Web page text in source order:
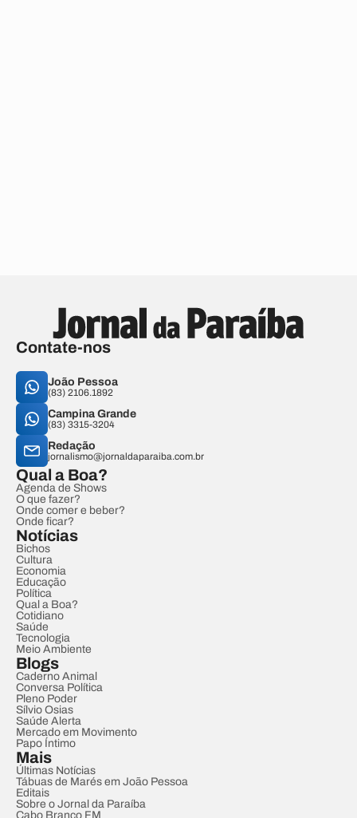
Contate-nos
João Pessoa
(83) 2106.1892
Campina Grande
(83) 3315-3204
Redação
jornalismo@jornaldaparaiba.com.br
Qual a Boa?
Agenda de Shows
O que fazer?
Onde comer e beber?
Onde ficar?
Notícias
Bichos
Cultura
Economia
Educação
Política
Qual a Boa?
Cotidiano
Saúde
Tecnologia
Meio Ambiente
Blogs
Caderno Animal
Conversa Política
Pleno Poder
Sílvio Osias
Saúde Alerta
Mercado em Movimento
Papo Íntimo
Mais
Últimas Notícias
Tábuas de Marés em João Pessoa
Editais
Sobre o Jornal da Paraíba
Cabo Branco FM